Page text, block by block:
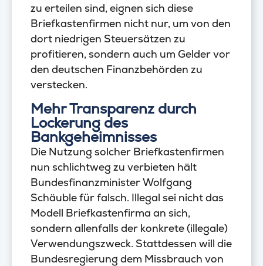
zu erteilen sind, eignen sich diese
Briefkastenfirmen nicht nur, um von den
dort niedrigen Steuersätzen zu
profitieren, sondern auch um Gelder vor
den deutschen Finanzbehörden zu
verstecken.
Mehr Transparenz durch
Lockerung des
Bankgeheimnisses
Die Nutzung solcher Briefkastenfirmen
nun schlichtweg zu verbieten hält
Bundesfinanzminister Wolfgang
Schäuble für falsch. Illegal sei nicht das
Modell Briefkastenfirma an sich,
sondern allenfalls der konkrete (illegale)
Verwendungszweck. Stattdessen will die
Bundesregierung dem Missbrauch von